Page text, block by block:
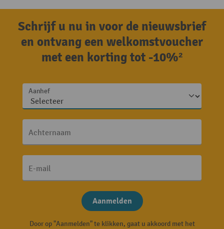
Schrijf u nu in voor de nieuwsbrief
en ontvang een welkomstvoucher
met een korting tot -10%²
Aanhef
Achternaam
E-mail
Aanmelden
Door op "Aanmelden" te klikken, gaat u akkoord met het